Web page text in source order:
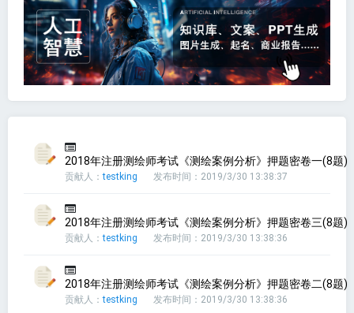
2018年注册测绘师考试《测绘案例分析》押题密卷一(8题)
贡献人：testking 发布时间：2019/3/30 13:38:37
2018年注册测绘师考试《测绘案例分析》押题密卷三(8题)
贡献人：testking 发布时间：2019/3/30 13:38:36
2018年注册测绘师考试《测绘案例分析》押题密卷二(8题)
贡献人：testking 发布时间：2019/3/30 13:38:36